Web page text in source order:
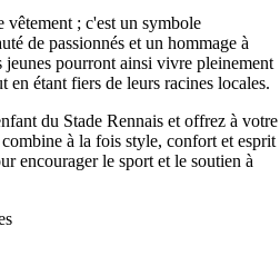
; c'est un symbole
de passionnés et un hommage à
pourront ainsi vivre pleinement
étant fiers de leurs racines locales.
du Stade Rennais et offrez à votre
à la fois style, confort et esprit
encourager le sport et le soutien à